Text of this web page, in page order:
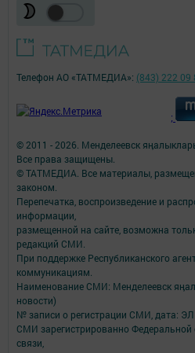
© 2011 - 2026. Менделеевск
Все права защищены.
© ТАТМЕДИА. Все материалы,
законом.
Перепечатка, воспроизведение и
информации,
размещенной на сайте, возможна
редакций СМИ.
При поддержке Республиканского
коммуникациям.
Наименование СМИ: Менделеевск
новости)
№ записи о регистрации СМИ, дата:
СМИ зарегистрированно Федеральной
связи,
Телефон АО «ТАТМЕДИА»: (843) 222 09
;